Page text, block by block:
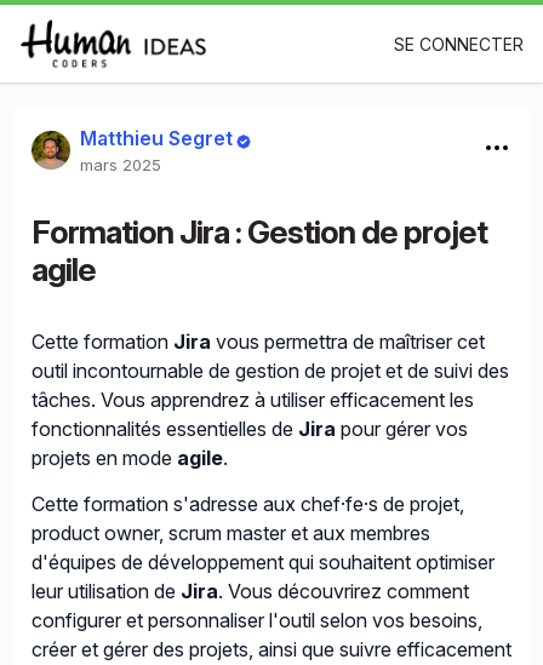
SE CONNECTER
Matthieu Segret
mars 2025
Formation Jira : Gestion de projet
agile
Cette formation Jira vous permettra de maîtriser cet
outil incontournable de gestion de projet et de suivi des
tâches. Vous apprendrez à utiliser efficacement les
fonctionnalités essentielles de Jira pour gérer vos
projets en mode agile.
Cette formation s'adresse aux chef·fe·s de projet,
product owner, scrum master et aux membres
d'équipes de développement qui souhaitent optimiser
leur utilisation de Jira. Vous découvrirez comment
configurer et personnaliser l'outil selon vos besoins,
créer et gérer des projets, ainsi que suivre efficacement